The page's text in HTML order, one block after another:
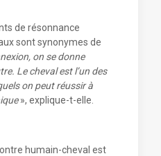
de résonnance
sont synonymes de
on se donne
Le cheval est l’un des
on peut réussir à
», explique-t-elle.
humain-cheval est